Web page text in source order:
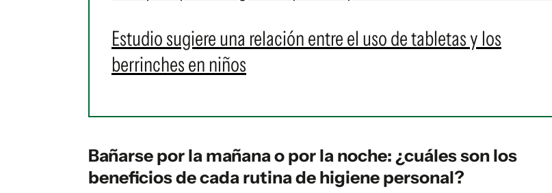
Estudio sugiere una relación entre el uso de tabletas y los
berrinches en niños
Bañarse por la mañana o por la noche: ¿cuáles son los
beneficios de cada rutina de higiene personal?